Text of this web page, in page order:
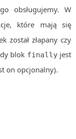
obsługujemy. W
które mają się
został złapany czy
blok finallyjest
on opcjonalny).